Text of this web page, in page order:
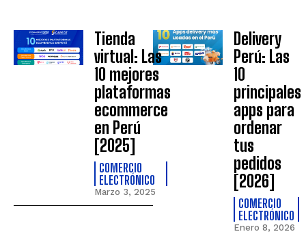
Tienda
virtual: Las
10 mejores
plataformas
ecommerce
en Perú
[2025]
COMERCIO
ELECTRÓNICO
Marzo 3, 2025
Delivery
Perú: Las
10
principales
apps para
ordenar
tus
pedidos
[2026]
COMERCIO
ELECTRÓNICO
Enero 8, 2026